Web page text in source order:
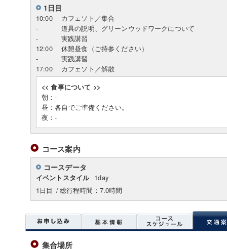
1日目
10:00
カフェソト／集合
-
道具の説明、グリーンウッドワークについて
-
実践講習
12:00
休憩昼食（ご持参ください）
-
実践講習
17:00
カフェソト／解散
<< 食事について >>
朝：-
昼：各自でご準備ください。
夜：-
コース案内
コースデータ
イベントスタイル 1day
1日目 /総行程時間：7.0時間
集合場所